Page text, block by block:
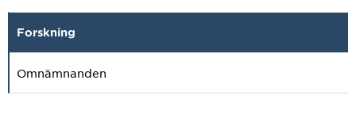
Forskning
Omnämnanden